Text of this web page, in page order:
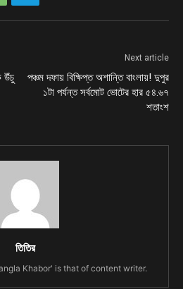
উঁচু
Next article
পঞ্চম দফায় বিক্ষিপ্ত অশান্তি বাংলায়! দুপুর
১টা পর্যন্ত সর্বমোট ভোটের হার ৫৪.৬৭
শতাংশ
তিতির
Khabor' is that of content writer.